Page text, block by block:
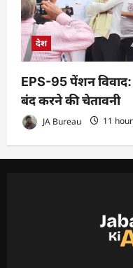
देश
EPS-95 पेंशन विवाद:
बंद करने की चेतावनी
JA Bureau 11